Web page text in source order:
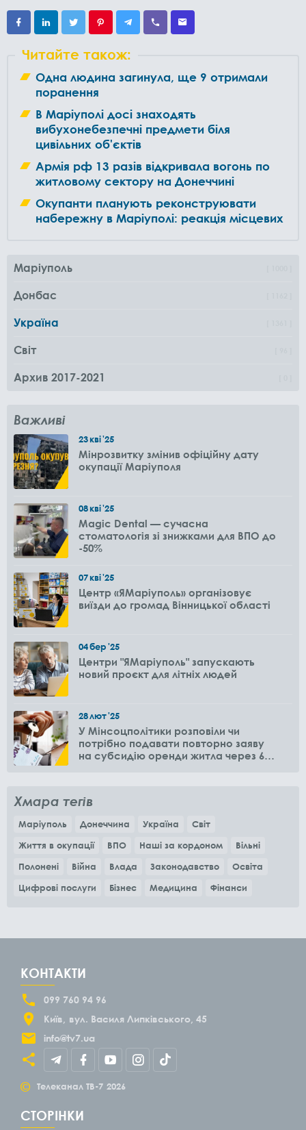
Читайте також:
Одна людина загинула, ще 9 отримали
поранення
В Маріуполі досі знаходять
вибухонебезпечні предмети біля
цивільних об'єктів
Армія рф 13 разів відкривала вогонь по
житловому сектору на Донеччині
Окупанти планують реконструювати
набережну в Маріуполі: реакція місцевих
Маріуполь
Донбас
Україна
Світ
Архив 2017-2021
Важливі
23кві'25
Мінрозвитку змінив офіційну дату
окупації Маріуполя
08кві'25
Magic Dental — сучасна
стоматологія зі знижками для ВПО до
-50%
07кві'25
Центр «ЯМаріуполь» організовує
виїзди до громад Вінницької області
04бер'25
Центри "ЯМаріуполь" запускають
новий проєкт для літніх людей
28лют'25
У Мінсоцполітики розповіли чи
потрібно подавати повторно заяву
на субсидію оренди житла через 6
Хмара тегів
Маріуполь Донеччина Україна
Світ
Життя в окупації
ВПО Наші за кордоном
Вільні
Полонені
Війна Влада Законодавство
Освіта
Цифрові послуги
Бізнес Медицина Фінанси
КОНТАКТИ
099 760 94 96
Київ
вул. Василя Липківського, 45
info@tv7.ua
© Телеканал ТВ-7 2026
СТОРІНКИ